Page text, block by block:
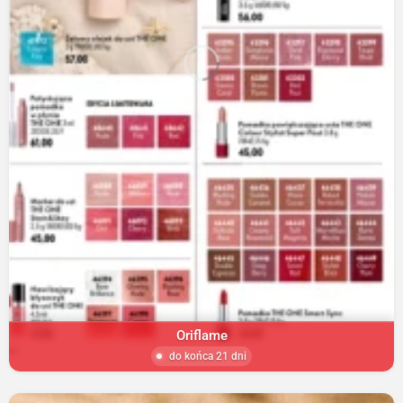
Oriflame
do końca 21 dni